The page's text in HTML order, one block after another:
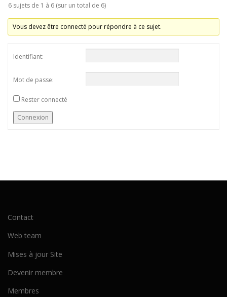
6 sujets de 1 à 6 (sur un total de 6)
Vous devez être connecté pour répondre à ce sujet.
Identifiant:
Mot de passe:
Rester connecté
Connexion
Contact
Web team
Mises à jour Site
Devenir membre
Membres